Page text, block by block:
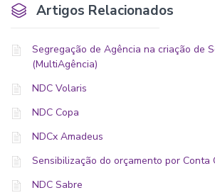
Artigos Relacionados
Segregação de Agência na criação de
(MultiAgência)
NDC Volaris
NDC Copa
NDCx Amadeus
Sensibilização do orçamento por
NDC Sabre